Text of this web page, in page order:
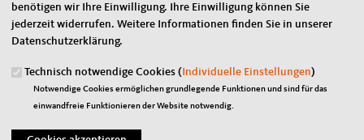
17.04.2020
CDA fordert zukünftig gesundheits- und sicherheitsrelevante Waren
Laut Bundesamt für Bevölkerungsschutz und Katastrophenhilfe sind
Medizinprodukte für zwei Wochen zu bevorraten, um eventuelle
benötigen wir Ihre Einwilligung. Ihre Einwilligung können Sie
jederzeit widerrufen. Weitere Informationen finden Sie in unserer
Datenschutzerklärung.
Technisch notwendige Cookies ( Individuelle Einstellungen)
Notwendige Cookies ermöglichen grundlegende Funktionen und sind für das
einwandfreie Funktionieren der Website notwendig.